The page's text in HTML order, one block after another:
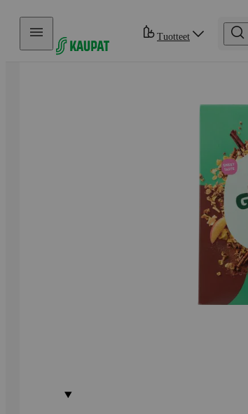
Hyppää sisältöön
Tuotteet